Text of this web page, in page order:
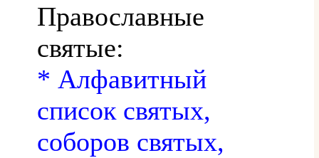
Православные
святые:
* Алфавитный
список святых,
соборов святых,